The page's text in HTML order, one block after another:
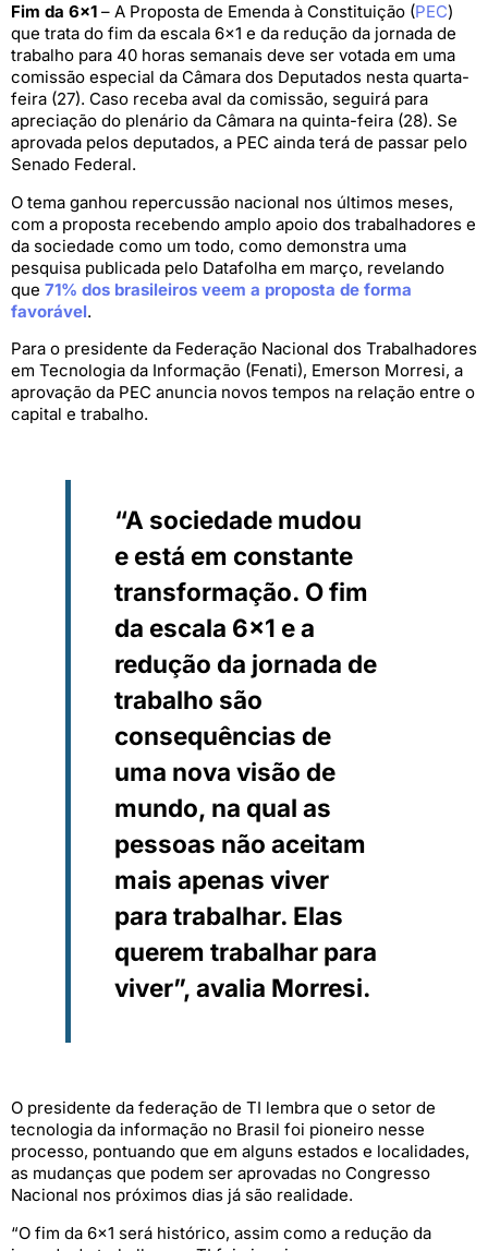
Fim da 6×1 – A Proposta de Emenda à Constituição (PEC)
que trata do fim da escala 6×1 e da redução da jornada de
trabalho para 40 horas semanais deve ser votada em uma
comissão especial da Câmara dos Deputados nesta quarta-
feira (27). Caso receba aval da comissão, seguirá para
apreciação do plenário da Câmara na quinta-feira (28). Se
aprovada pelos deputados, a PEC ainda terá de passar pelo
Senado Federal.
O tema ganhou repercussão nacional nos últimos meses,
com a proposta recebendo amplo apoio dos trabalhadores e
da sociedade como um todo, como demonstra uma
pesquisa publicada pelo Datafolha em março, revelando
que 71% dos brasileiros veem a proposta de forma
favorável.
Para o presidente da Federação Nacional dos Trabalhadores
em Tecnologia da Informação (Fenati), Emerson Morresi, a
aprovação da PEC anuncia novos tempos na relação entre o
capital e trabalho.
“A sociedade mudou
e está em constante
transformação. O fim
da escala 6×1 e a
redução da jornada de
trabalho são
consequências de
uma nova visão de
mundo, na qual as
pessoas não aceitam
mais apenas viver
para trabalhar. Elas
querem trabalhar para
viver”, avalia Morresi.
O presidente da federação de TI lembra que o setor de
tecnologia da informação no Brasil foi pioneiro nesse
processo, pontuando que em alguns estados e localidades,
as mudanças que podem ser aprovadas no Congresso
Nacional nos próximos dias já são realidade.
“O fim da 6×1 será histórico, assim como a redução da